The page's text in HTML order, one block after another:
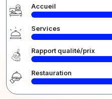
Accueil
Services
Rapport qualité/prix
Restauration